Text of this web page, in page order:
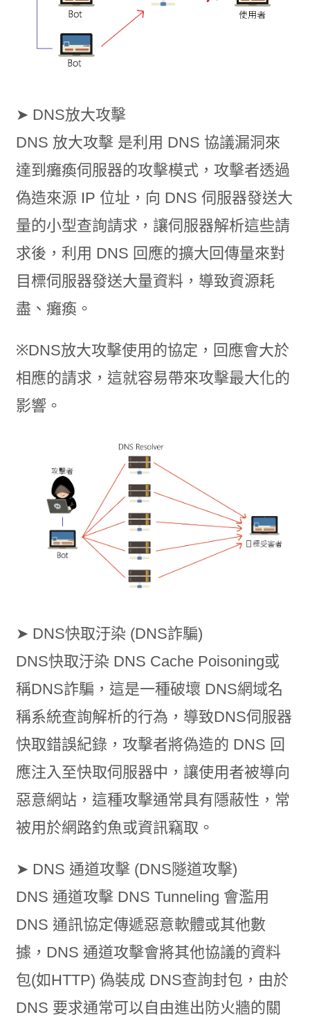
➤ DNS放大攻擊
DNS 放大攻擊 是利用 DNS 協議漏洞來
達到癱瘓伺服器的攻擊模式，攻擊者透過
偽造來源 IP 位址，向 DNS 伺服器發送大
量的小型查詢請求，讓伺服器解析這些請
求後，利用 DNS 回應的擴大回傳量來對
目標伺服器發送大量資料，導致資源耗
盡、癱瘓。
※DNS放大攻擊使用的協定，回應會大於
相應的請求，這就容易帶來攻擊最大化的
影響。
➤ DNS快取汙染 (DNS詐騙)
DNS快取汙染 DNS Cache Poisoning或
稱DNS詐騙，這是一種破壞 DNS網域名
稱系統查詢解析的行為，導致DNS伺服器
快取錯誤紀錄，攻擊者將偽造的 DNS 回
應注入至快取伺服器中，讓使用者被導向
惡意網站，這種攻擊通常具有隱蔽性，常
被用於網路釣魚或資訊竊取。
➤ DNS 通道攻擊 (DNS隧道攻擊)
DNS 通道攻擊 DNS Tunneling 會濫用
DNS 通訊協定傳遞惡意軟體或其他數
據，DNS 通道攻擊會將其他協議的資料
包(如HTTP) 偽裝成 DNS查詢封包，由於
DNS 要求通常可以自由進出防火牆的關